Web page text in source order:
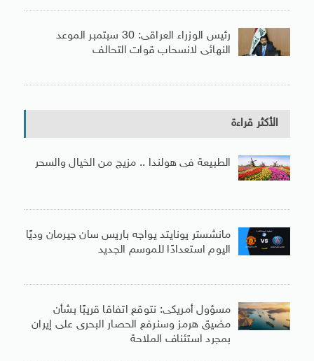
رئيس الوزراء العراقى: 30 سبتمبر الموعد
النهائى لانسحاب قوات التحالف
الأكثر قراءة
الطبيعة فى هولندا .. مزيج من الخيال والسحر
مانشستر يونايتد يواجه باريس سان جيرمان وديًا
اليوم استعدادًا للموسم الجديد
مسؤول أمريكى: نتوقع اتفاقا قريبًا بشأن
مضيق هرمز وسنرفع الحصار البحرى على إيران
بمجرد استئناف الملاحة